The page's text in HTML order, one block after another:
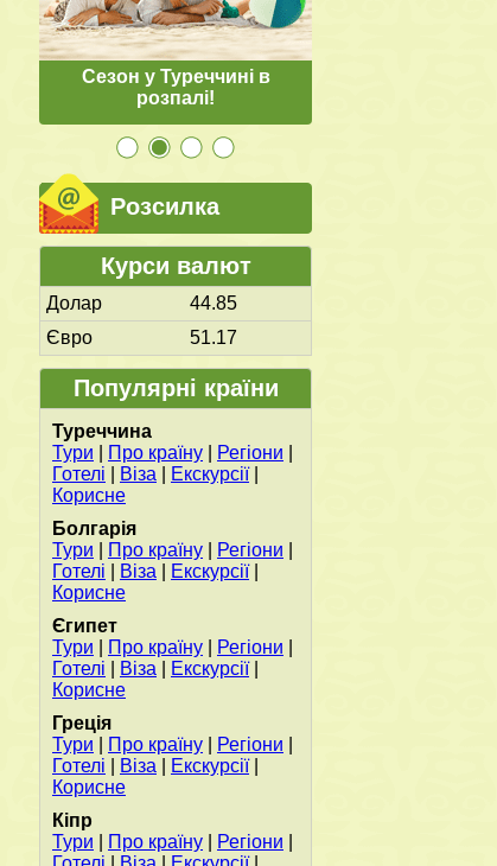
Сезон у Туреччині в
розпалі!
Розсилка
Курси валют
Долар
44.85
Євро
51.17
Популярні країни
Туреччина
Тури
Про країну Регіони
Готелі
Віза Екскурсії|
Корисне
Болгарія
Тури
Про країну Регіони
Готелі
Віза Екскурсії|
Корисне
Єгипет
Тури
Про країну Регіони
Готелі
Віза Екскурсії|
Корисне
Греція
Тури
Про країну Регіони
Готелі
Віза Екскурсії|
Корисне
Кіпр
Тури
Про країну Регіони